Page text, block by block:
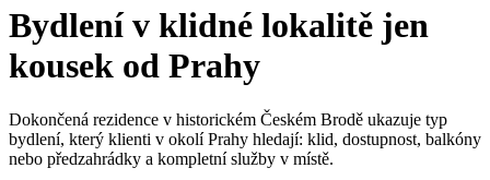
Bydlení v klidné lokalitě jen
kousek od Prahy
Dokončená rezidence v historickém Českém Brodě ukazuje typ
bydlení, který klienti v okolí Prahy hledají: klid, dostupnost, balkóny
nebo předzahrádky a kompletní služby v místě.